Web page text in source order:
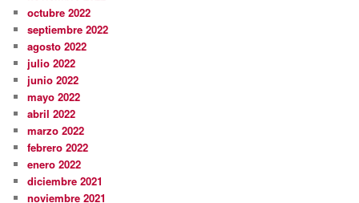
octubre 2022
septiembre 2022
agosto 2022
julio 2022
junio 2022
mayo 2022
abril 2022
marzo 2022
febrero 2022
enero 2022
diciembre 2021
noviembre 2021